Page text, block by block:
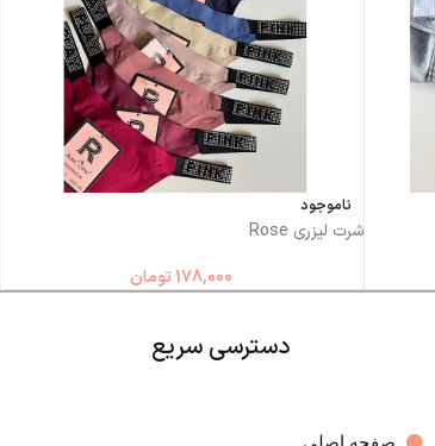
ناموجود
شرت لیزری Rose
178,000 تومان
دسترسی سریع